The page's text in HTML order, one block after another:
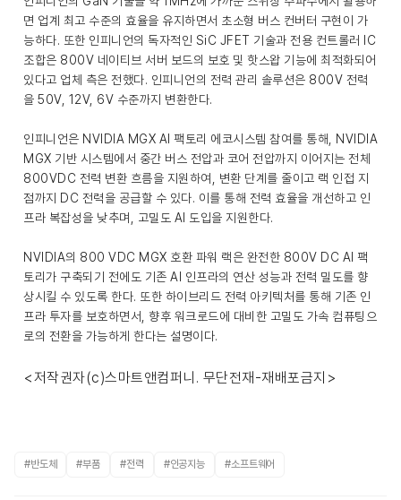
면 업계 최고 수준의 효율을 유지하면서 초소형 버스 컨버터 구현이 가
능하다. 또한 인피니언의 독자적인 SiC JFET 기술과 전용 컨트롤러 IC
조합은 800V 네이티브 서버 보드의 보호 및 핫스왑 기능에 최적화되어
있다고 업체 측은 전했다. 인피니언의 전력 관리 솔루션은 800V 전력
을 50V, 12V, 6V 수준까지 변환한다.
인피니언은 NVIDIA MGX AI 팩토리 에코시스템 참여를 통해, NVIDIA
MGX 기반 시스템에서 중간 버스 전압과 코어 전압까지 이어지는 전체
800VDC 전력 변환 흐름을 지원하여, 변환 단계를 줄이고 랙 인접 지
점까지 DC 전력을 공급할 수 있다. 이를 통해 전력 효율을 개선하고 인
프라 복잡성을 낮추며, 고밀도 AI 도입을 지원한다.
NVIDIA의 800 VDC MGX 호환 파워 랙은 완전한 800V DC AI 팩
토리가 구축되기 전에도 기존 AI 인프라의 연산 성능과 전력 밀도를 향
상시킬 수 있도록 한다. 또한 하이브리드 전력 아키텍처를 통해 기존 인
프라 투자를 보호하면서, 향후 워크로드에 대비한 고밀도 가속 컴퓨팅으
로의 전환을 가능하게 한다는 설명이다.
<저작권자(c)스마트앤컴퍼니. 무단전재-재배포금지>
#반도체 #부품 #전력 #인공지능 #소프트웨어